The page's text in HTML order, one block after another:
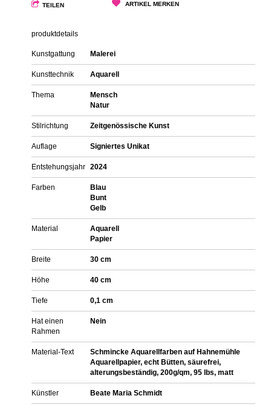
TEILEN ARTIKEL MERKEN
produktdetails
Kunstgattung Malerei
Kunsttechnik Aquarell
Thema
Mensch
Natur
Stilrichtung Zeitgenössische Kunst
Auflage Signiertes Unikat
Entstehungsjahr 2024
Farben
Blau
Bunt
Gelb
Material
Aquarell
Papier
Breite 30 cm
Höhe 40 cm
Tiefe 0,1 cm
Hat einen
Rahmen
Nein
Material-Text
Schmincke Aquarellfarben auf Hahnemühle
Aquarellpapier, echt Bütten, säurefrei,
alterungsbeständig, 200g/qm, 95 lbs, matt
Künstler Beate Maria Schmidt